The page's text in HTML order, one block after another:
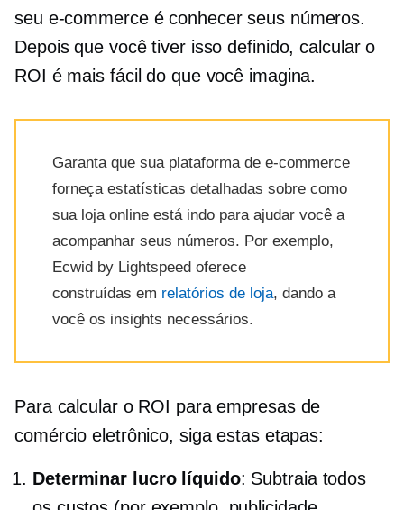
seu e-commerce é conhecer seus números.
Depois que você tiver isso definido, calcular o
ROI é mais fácil do que você imagina.
Garanta que sua plataforma de e-commerce
forneça estatísticas detalhadas sobre como
sua loja online está indo para ajudar você a
acompanhar seus números. Por exemplo,
Ecwid by Lightspeed oferece
construídas em relatórios de loja, dando a
você os insights necessários.
Para calcular o ROI para empresas de
comércio eletrônico, siga estas etapas:
Determinar lucro líquido: Subtraia todos